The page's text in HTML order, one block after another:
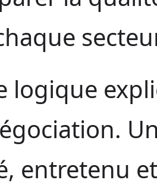
logique
entretenu